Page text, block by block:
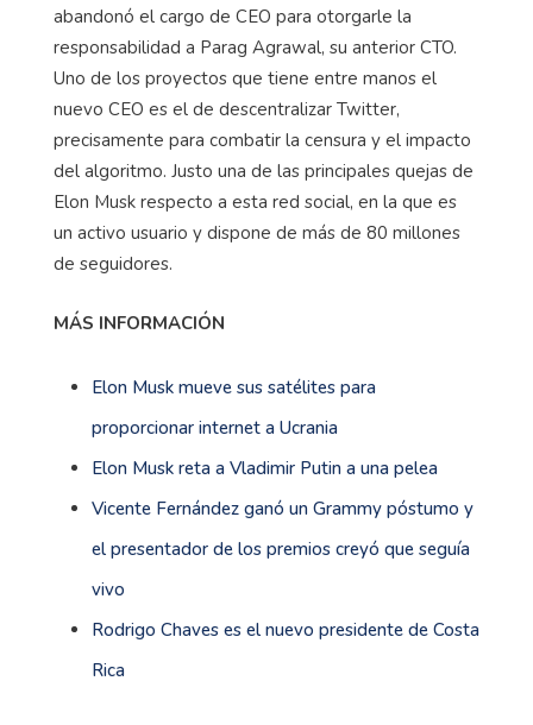
abandonó el cargo de CEO para otorgarle la
responsabilidad a Parag Agrawal, su anterior CTO.
Uno de los proyectos que tiene entre manos el
nuevo CEO es el de descentralizar Twitter,
precisamente para combatir la censura y el impacto
del algoritmo. Justo una de las principales quejas de
Elon Musk respecto a esta red social, en la que es
un activo usuario y dispone de más de 80 millones
de seguidores.
MÁS INFORMACIÓN
Elon Musk mueve sus satélites para
proporcionar internet a Ucrania
Elon Musk reta a Vladimir Putin a una pelea
Vicente Fernández ganó un Grammy póstumo y
el presentador de los premios creyó que seguía
vivo
Rodrigo Chaves es el nuevo presidente de Costa
Rica